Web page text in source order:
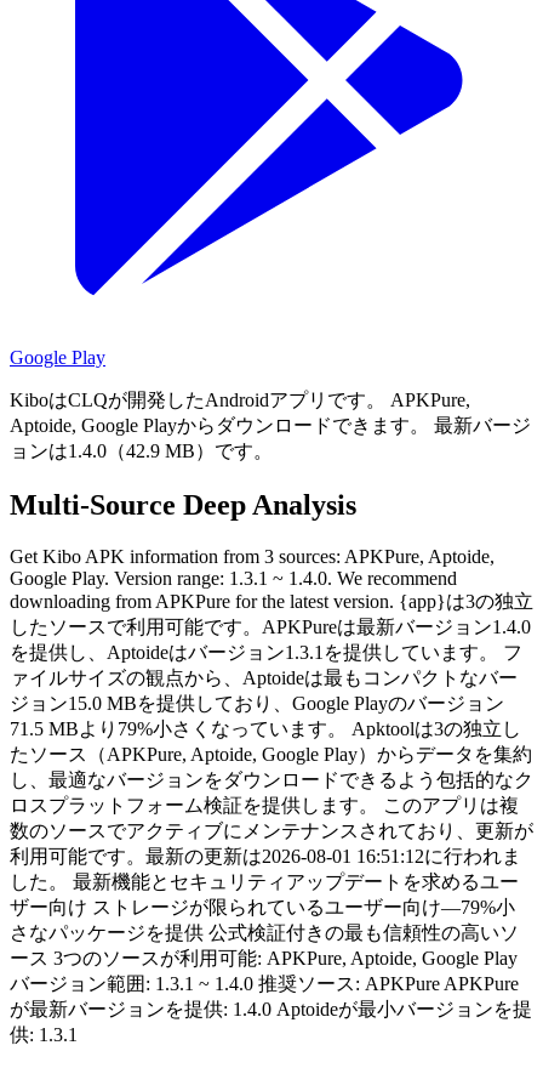
Google Play
KiboはCLQが開発したAndroidアプリです。
APKPure,
Aptoide, Google Playからダウンロードできます。
最新バージ
ョンは1.4.0（42.9 MB）です。
Multi-Source Deep Analysis
Get Kibo APK information from 3 sources: APKPure, Aptoide,
Google Play. Version range: 1.3.1 ~ 1.4.0. We recommend
downloading from APKPure for the latest version. {app}は3の独立
したソースで利用可能です。APKPureは最新バージョン1.4.0
を提供し、Aptoideはバージョン1.3.1を提供しています。 フ
ァイルサイズの観点から、Aptoideは最もコンパクトなバー
ジョン15.0 MBを提供しており、Google Playのバージョン
71.5 MBより79%小さくなっています。 Apktoolは3の独立し
たソース（APKPure, Aptoide, Google Play）からデータを集約
し、最適なバージョンをダウンロードできるよう包括的なク
ロスプラットフォーム検証を提供します。 このアプリは複
数のソースでアクティブにメンテナンスされており、更新が
利用可能です。最新の更新は2026-08-01 16:51:12に行われま
した。 最新機能とセキュリティアップデートを求めるユー
ザー向け ストレージが限られているユーザー向け—79%小
さなパッケージを提供 公式検証付きの最も信頼性の高いソ
ース 3つのソースが利用可能: APKPure, Aptoide, Google Play
バージョン範囲: 1.3.1 ~ 1.4.0 推奨ソース: APKPure APKPure
が最新バージョンを提供: 1.4.0 Aptoideが最小バージョンを提
供: 1.3.1